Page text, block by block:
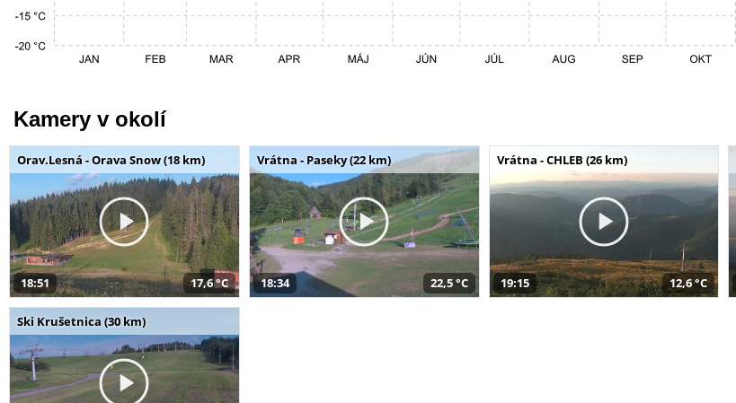
Kamery v okolí
Orav.Lesná - Orava Snow (18 km)
18:51 17,6 °C
Vrátna - Paseky (22 km)
18:34 22,5 °C
Vrátna - CHLEB (26 km)
19:15 12,6 °C
Ski Krušetnica (30 km)